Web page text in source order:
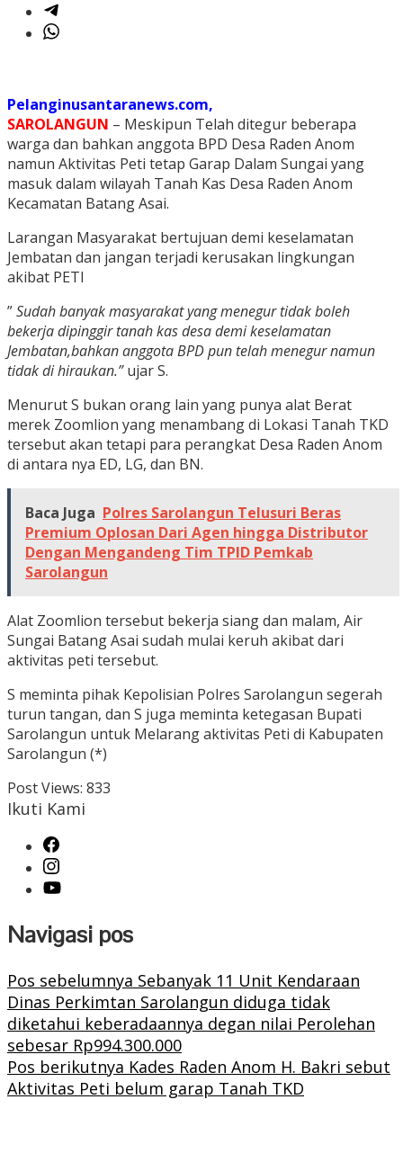
Pelanginusantaranews.com,
SAROLANGUN – Meskipun Telah ditegur beberapa
warga dan bahkan anggota BPD Desa Raden Anom
namun Aktivitas Peti tetap Garap Dalam Sungai yang
masuk dalam wilayah Tanah Kas Desa Raden Anom
Kecamatan Batang Asai.
Larangan Masyarakat bertujuan demi keselamatan
Jembatan dan jangan terjadi kerusakan lingkungan
akibat PETI
”Sudah banyak masyarakat yang menegur tidak boleh
bekerja dipinggir tanah kas desa demi keselamatan
Jembatan,bahkan anggota BPD pun telah menegur namun
tidak di hiraukan.”ujar S.
Menurut S bukan orang lain yang punya alat Berat
merek Zoomlion yang menambang di Lokasi Tanah TKD
tersebut akan tetapi para perangkat Desa Raden Anom
di antara nya ED, LG, dan BN.
Baca Juga Polres Sarolangun Telusuri Beras
Premium Oplosan Dari Agen hingga Distributor
Dengan Mengandeng Tim TPID Pemkab
Sarolangun
Alat Zoomlion tersebut bekerja siang dan malam, Air
Sungai Batang Asai sudah mulai keruh akibat dari
aktivitas peti tersebut.
S meminta pihak Kepolisian Polres Sarolangun segerah
turun tangan, dan S juga meminta ketegasan Bupati
Sarolangun untuk Melarang aktivitas Peti di Kabupaten
Sarolangun (*)
Post Views: 833
Ikuti Kami
Navigasi pos
Pos sebelumnya Sebanyak 11 Unit Kendaraan
Dinas Perkimtan Sarolangun diduga tidak
diketahui keberadaannya degan nilai Perolehan
sebesar Rp994.300.000
Pos berikutnya Kades Raden Anom H. Bakri sebut
Aktivitas Peti belum garap Tanah TKD